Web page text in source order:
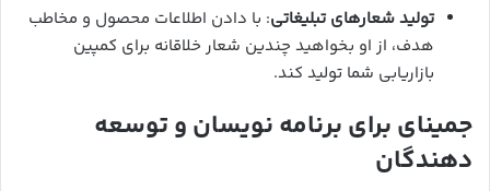
تولید شعارهای تبلیغاتی: با دادن اطلاعات محصول و مخاطب
هدف، از او بخواهید چندین شعار خلاقانه برای کمپین
بازاریابی شما تولید کند.
جمینای برای برنامه نویسان و توسعه
دهندگان